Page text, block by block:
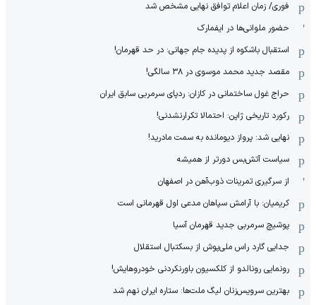
فوری/ زمان اعلام توافق نهایی مشخص شد
حضور ملوانی‌ها در ایفمارک
استقبال باشکوه از پدیده جام جهانی: در حد قهرمان!
مقصد جدید محمد موسوی در ٣٨ سالگی!
حراج غول ساختمانی در کازان: ردپای سرمربی سابق ایران
رکورد تاریخی ژاپن: احتمالا تکرارنشدنی!
نهایی شد: پرواز دیومانده به سمت مادرید!
سیاست آتش‌بس دورتر از همیشه
از سرگیری تمرینات ذوب‌آهن در اصفهان
کریمیان: با آرامش سپاهان مدعی اول قهرمانی است
پوشیچ سرمربی جدید قهرمان آسیا
جدایی گارد راس ملی‌پوش از بسکتبال استقلال
رونمایی رونالدو از کلکسیون باورنکردنی خودروهایش!
بهترین سرویس‌زنان لیگ ملت‌ها: ستاره ایران نهم شد